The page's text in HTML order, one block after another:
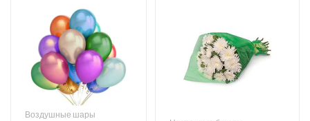
Воздушные шары
Helium balloon
48 AZN
Цветочные букеты
White feelings -
Flower Bouquet